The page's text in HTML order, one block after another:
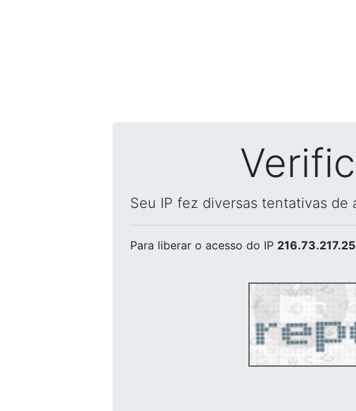
Seu IP fez diversas tentativas de
Para liberar o acesso do IP 216.73.217.25